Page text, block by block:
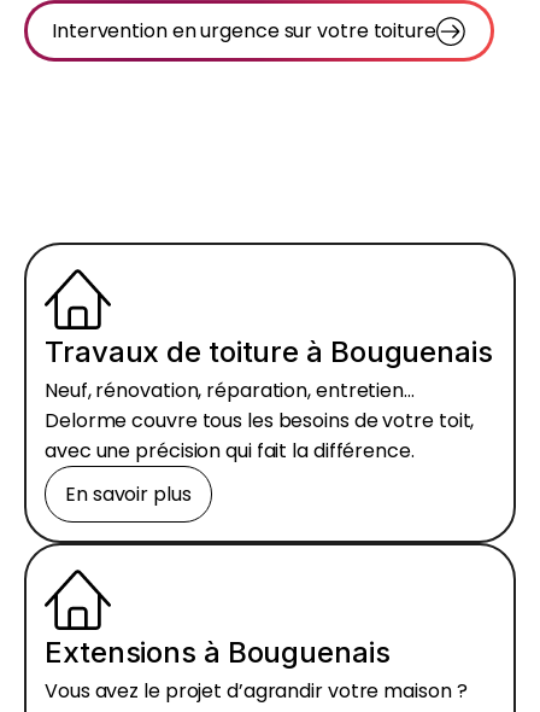
Intervention en urgence sur votre toiture
Travaux de toiture à Bouguenais
Neuf, rénovation, réparation, entretien…
Delorme couvre tous les besoins de votre toit,
avec une précision qui fait la différence.
En savoir plus
Extensions à Bouguenais
Vous avez le projet d’agrandir votre maison ?